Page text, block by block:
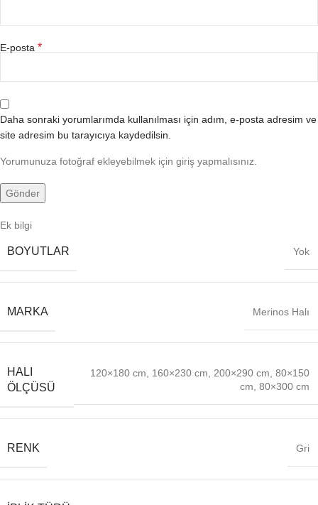
E-posta *
Daha sonraki yorumlarımda kullanılması için adım, e-posta adresim ve
site adresim bu tarayıcıya kaydedilsin.
Yorumunuza fotoğraf ekleyebilmek için giriş yapmalısınız.
Ek bilgi
BOYUTLAR Yok
MARKA Merinos Halı
HALI
ÖLÇÜSÜ
120×180 cm 160×230 cm 200×290 cm 80×150
cm 80×300 cm
RENK Gri